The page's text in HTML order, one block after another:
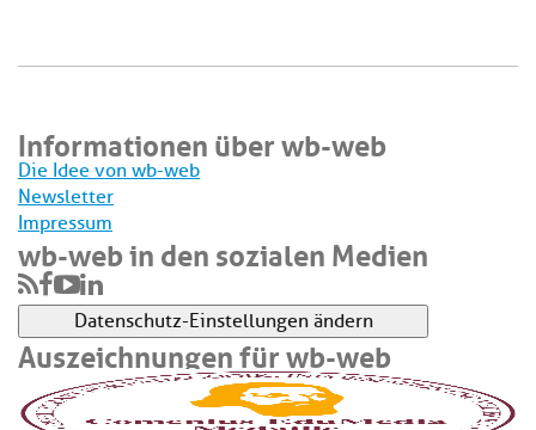
Informationen über wb-web
Die Idee von wb-web
Newsletter
Impressum
wb-web in den sozialen Medien
Datenschutz-Einstellungen ändern
Auszeichnungen für wb-web